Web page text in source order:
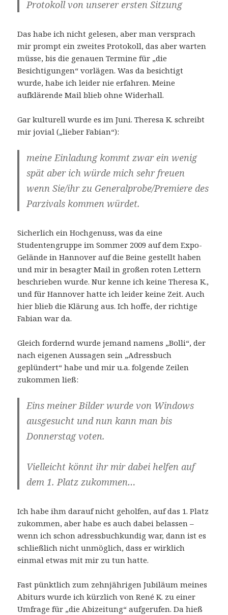
Protokoll von unserer ersten Sitzung
Das habe ich nicht gelesen, aber man versprach
mir prompt ein zweites Protokoll, das aber warten
müsse, bis die genauen Termine für „die
Besichtigungen“ vorlägen. Was da besichtigt
wurde, habe ich leider nie erfahren. Meine
aufklärende Mail blieb ohne Widerhall.
Gar kulturell wurde es im Juni. Theresa K. schreibt
mir jovial („lieber Fabian“):
meine Einladung kommt zwar ein wenig
spät aber ich würde mich sehr freuen
wenn Sie/ihr zu Generalprobe/Premiere des
Parzivals kommen würdet.
Sicherlich ein Hochgenuss, was da eine
Studentengruppe im Sommer 2009 auf dem Expo-
Gelände in Hannover auf die Beine gestellt haben
und mir in besagter Mail in großen roten Lettern
beschrieben wurde. Nur kenne ich keine Theresa K.,
und für Hannover hatte ich leider keine Zeit. Auch
hier blieb die Klärung aus. Ich hoffe, der richtige
Fabian war da.
Gleich fordernd wurde jemand namens „Bolli“, der
nach eigenen Aussagen sein „Adressbuch
geplündert“ habe und mir u.a. folgende Zeilen
zukommen ließ:
Eins meiner Bilder wurde von Windows
ausgesucht und nun kann man bis
Donnerstag voten.
Vielleicht könnt ihr mir dabei helfen auf
dem 1. Platz zukommen…
Ich habe ihm darauf nicht geholfen, auf das 1. Platz
zukommen, aber habe es auch dabei belassen –
wenn ich schon adressbuchkundig war, dann ist es
schließlich nicht unmöglich, dass er wirklich
einmal etwas mit mir zu tun hatte.
Fast pünktlich zum zehnjährigen Jubiläum meines
Abiturs wurde ich kürzlich von René K. zu einer
Umfrage für „die Abizeitung“ aufgerufen. Da hieß